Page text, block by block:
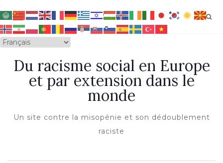
OUVRIR/FERMER LA NAVIGATION
Du racisme social en Europe
et par extension dans le
monde
Un site contre la misopénie et son dédoublement
raciste